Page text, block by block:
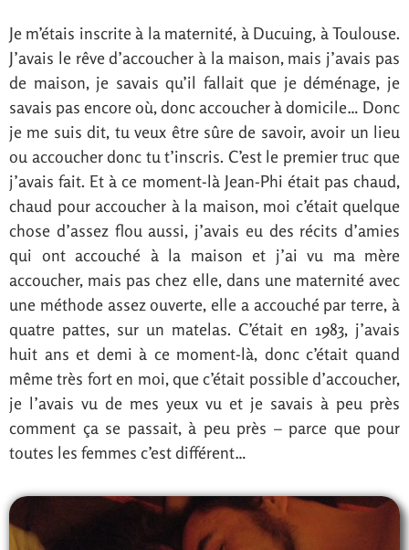
Je m’étais inscrite à la maternité, à Ducuing, à Toulouse.
J’avais le rêve d’accoucher à la maison, mais j’avais pas
de maison, je savais qu’il fallait que je déménage, je
savais pas encore où, donc accoucher à domicile… Donc
je me suis dit, tu veux être sûre de savoir, avoir un lieu
ou accoucher donc tu t’inscris. C’est le premier truc que
j’avais fait. Et à ce moment-là Jean-Phi était pas chaud,
chaud pour accoucher à la maison, moi c’était quelque
chose d’assez flou aussi, j’avais eu des récits d’amies
qui ont accouché à la maison et j’ai vu ma mère
accoucher, mais pas chez elle, dans une maternité avec
une méthode assez ouverte, elle a accouché par terre, à
quatre pattes, sur un matelas. C’était en 1983, j’avais
huit ans et demi à ce moment-là, donc c’était quand
même très fort en moi, que c’était possible d’accoucher,
je l’avais vu de mes yeux vu et je savais à peu près
comment ça se passait, à peu près – parce que pour
toutes les femmes c’est différent…